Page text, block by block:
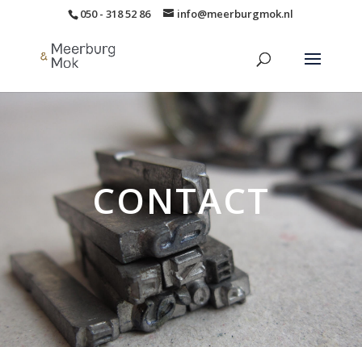
050 - 318 52 86 info@meerburgmok.nl
CONTACT